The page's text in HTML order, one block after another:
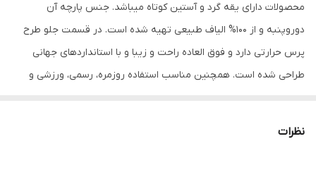
محصولات دارای یقه گرد و آستین کوتاه میباشد. جنس پارچه آن
دوروپنبه و از 100% الیاف طبیعی تهیه شده است. در قسمت جلو طرح
پرس حرارتی دارد و فوق العاده راحت و زیبا و با استانداردهای جهانی
طراحی شده است. همچنین مناسب استفاده روزمره، رسمی، ورزشی و
نظرات